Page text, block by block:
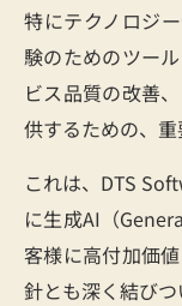
特にテクノロジ
験のためのツー
ビス品質の改善
供するための、重
これは、DTS
に生成AI（
客様に高付加価
針とも深く結びつ